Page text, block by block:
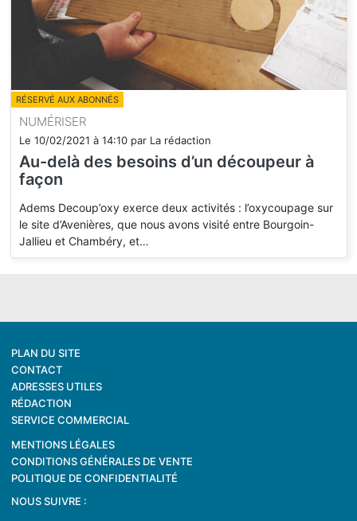
RÉSERVÉ AUX ABONNÉS
NUMÉRISER
Le 10/02/2021 à 14:10 par La rédaction
Au-delà des besoins d’un découpeur à
façon
Adems Decoup’oxy exerce deux activités : l’oxycoupage sur
le site d’Avenières, que nous avons visité entre Bourgoin-
Jallieu et Chambéry, et…
PLAN DU SITE
CONTACT
ADRESSES UTILES
RÉDACTION
SERVICE COMMERCIAL
MENTIONS LÉGALES
CONDITIONS GÉNÉRALES DE VENTE
POLITIQUE DE CONFIDENTIALITÉ
NOUS SUIVRE :